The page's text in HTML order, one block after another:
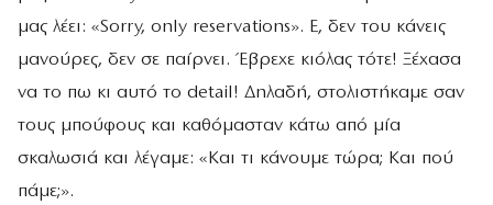
μας λέει: «Sorry, only reservations». Ε, δεν του κάνεις
μανούρες, δεν σε παίρνει. Έβρεχε κιόλας τότε! Ξέχασα
να το πω κι αυτό το detail! Δηλαδή, στολιστήκαμε σαν
τους μπούφους και καθόμασταν κάτω από μία
σκαλωσιά και λέγαμε: «Και τι κάνουμε τώρα; Και πού
πάμε;».